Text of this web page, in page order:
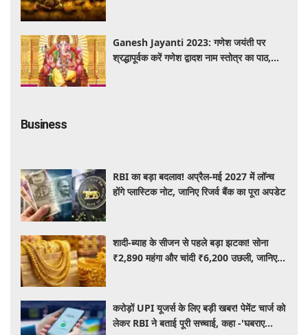
Ganesh Jayanti 2023: गणेश जयंती पर
श्रद्धापूर्वक करें गणेश द्वादश नाम स्तोत्र का पाठ,
Business
RBI का बड़ा बदलाव! अप्रैल-मई 2027 में लॉन्च
होंगे प्लास्टिक नोट, जानिए रिजर्व बैंक का पूरा अपडेट
शादी-ब्याह के सीजन से पहले बड़ा झटका! सोना
₹2,890 महंगा और चांदी ₹6,200 उछली, जानिए
करोड़ों UPI यूजर्स के लिए बड़ी खबर! पेमेंट चार्ज को
लेकर RBI ने बताई पूरी सच्चाई, कहा -'घबराए